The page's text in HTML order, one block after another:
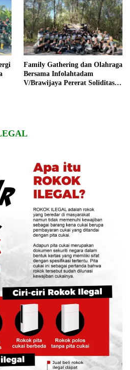
Family Gathering dan Olahraga
Bersama Infolahtadam
V/Brawijaya Pererat Soliditas